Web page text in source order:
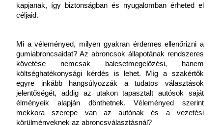
kapjanak, így biztonságban és nyugalomban érheted el
céljaid.
Mi a véleményed, milyen gyakran érdemes ellenőrizni a
gumiabroncsaidat? Az abroncsok állapotának rendszeres
követése nemcsak balesetmegelőzési, hanem
költséghatékonysági kérdés is lehet. Míg a szakértők
egyre inkább hangsúlyozzák a tudatos választások
jelentőségét, addig az utakon tapasztalt autósok saját
élményeik alapján dönthetnek. Véleményed szerint
mekkora szerepe van az autónak és a vezetési
körülményeknek az abroncsválasztásnál?